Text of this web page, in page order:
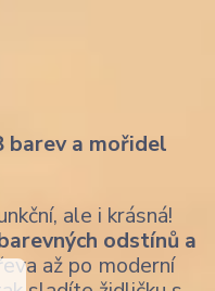
barev a mořidel
ale i krásná!
odstínů a
až po moderní